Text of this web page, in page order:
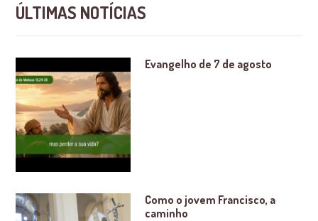
ÚLTIMAS NOTÍCIAS
Evangelho de 7 de agosto
Como o jovem Francisco, a
caminho